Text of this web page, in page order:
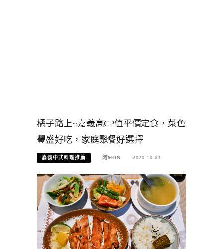
橘子路上~嘉義高CP值平價定食，菜色
豐盛好吃，家庭聚餐好選擇
嘉義中式料理推薦 阿MON 2020-10-03